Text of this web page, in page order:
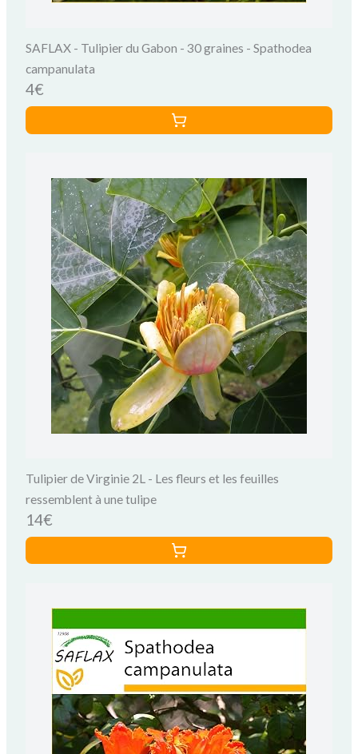
SAFLAX - Tulipier du Gabon - 30 graines - Spathodea
campanulata
4€
Tulipier de Virginie 2L - Les fleurs et les feuilles
ressemblent à une tulipe
14€